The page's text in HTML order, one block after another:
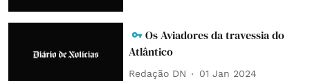
Os Aviadores da travessia do
Atlântico
Redação DN 01 Jan 2024